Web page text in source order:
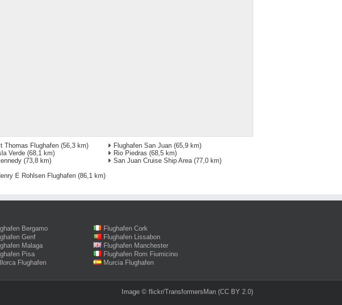
Thomas Flughafen (56,3 km) Flughafen San Juan (65,9 km)
Verde (68,1 km) Rio Piedras (68,5 km)
(73,8 km) San Juan Cruise Ship Area(77,0 km)
E Rohlsen Flughafen (86,1 km)
Bergamo
Flughafen Cork
Genf
Flughafen Lissabon
Malaga
Flughafen Manchester
Pisa
Flughafen Rom Fiumicino
Flughafen Murcia Flughafen
Image © flickr/TransformersMan (CC BY 2.0)‎